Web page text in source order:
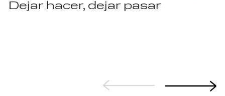
Dejar hacer, dejar pasar